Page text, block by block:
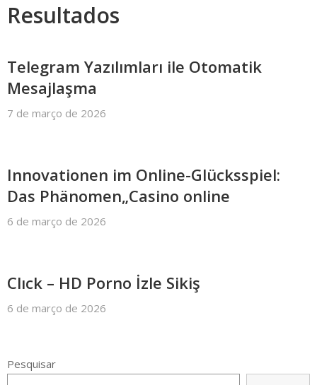
Resultados
Telegram Yazılımları ile Otomatik
Mesajlaşma
7 de março de 2026
Innovationen im Online-Glücksspiel:
Das Phänomen„Casino online
6 de março de 2026
Clıck – HD Porno İzle Sikiş
6 de março de 2026
Pesquisar